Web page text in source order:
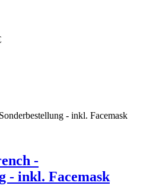
-
- inkl. Facemask